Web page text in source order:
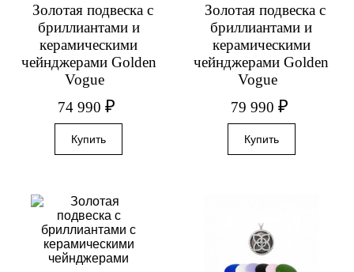
Золотая подвеска с
бриллиантами и
керамическими
чейнджерами Golden
Vogue
74 990₽
Золотая подвеска с
бриллиантами и
керамическими
чейнджерами Golden
Vogue
79 990 ₽